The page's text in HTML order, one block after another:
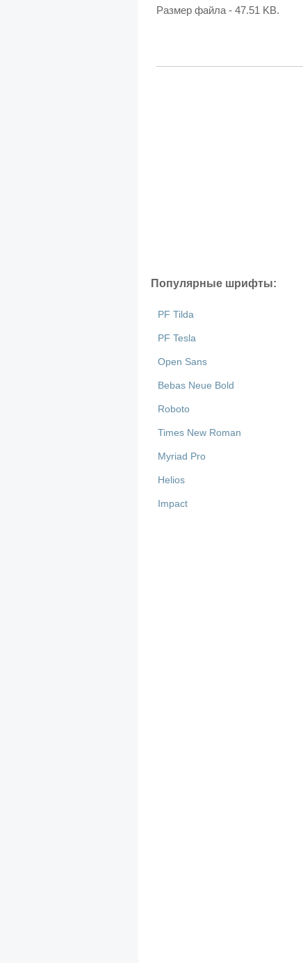
Размер файла - 47.51 KB.
Популярные шрифты:
PF Tilda
PF Tesla
Open Sans
Bebas Neue Bold
Roboto
Times New Roman
Myriad Pro
Helios
Impact